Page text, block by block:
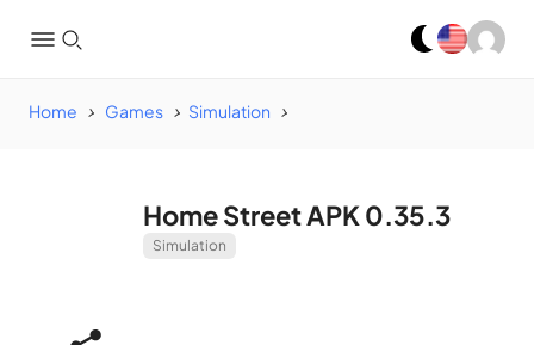
Home Games Simulation
Home Street APK 0.35.3
Simulation